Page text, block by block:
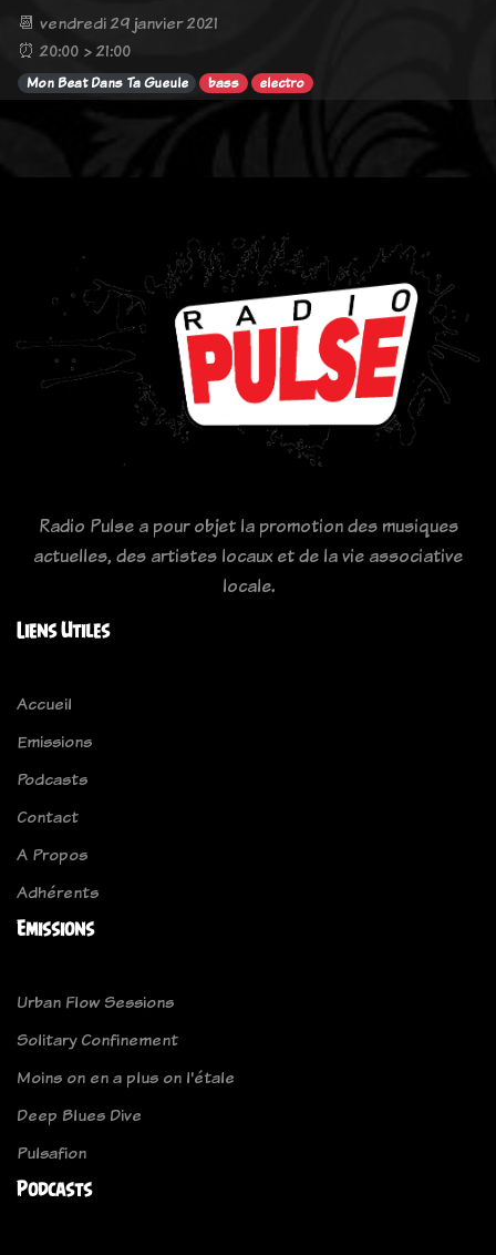
📆 vendredi 29 janvier 2021
⏰ 20:00 > 21:00
Mon Beat Dans Ta Gueule bass electro
Radio Pulse a pour objet la promotion des musiques
actuelles, des artistes locaux et de la vie associative
locale.
Liens Utiles
Accueil
Emissions
Podcasts
Contact
A Propos
Adhérents
Emissions
Urban Flow Sessions
Solitary Confinement
Moins on en a plus on l'étale
Deep Blues Dive
Pulsafion
Podcasts